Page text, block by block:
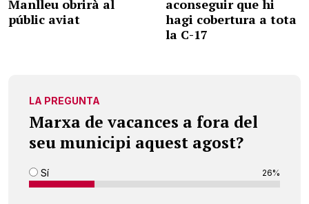
Manlleu obrirà al
públic aviat
aconseguir que hi
hagi cobertura a tota
la C-17
LA PREGUNTA
Marxa de vacances a fora del
seu municipi aquest agost?
Sí 26%